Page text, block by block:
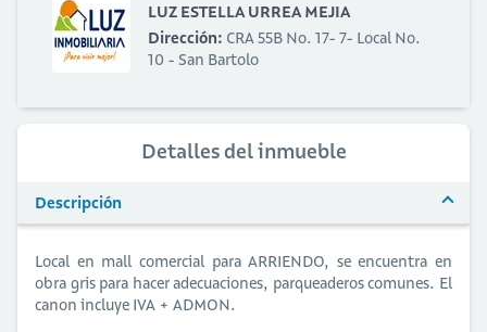
LUZ ESTELLA URREA MEJIA
Dirección: CRA 55B No. 17- 7- Local No.
10 - San Bartolo
Detalles del inmueble
Descripción
Local en mall comercial para ARRIENDO, se encuentra en
obra gris para hacer adecuaciones, parqueaderos comunes. El
canon incluye IVA + ADMON.